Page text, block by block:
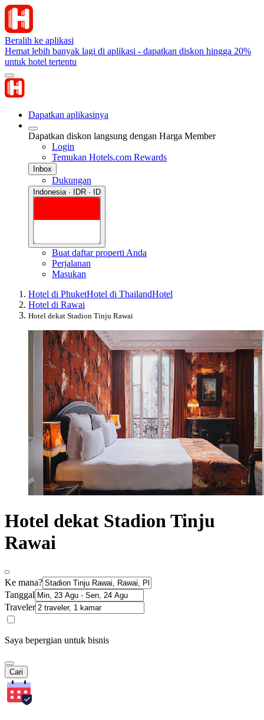
Beralih ke aplikasi
Hemat lebih banyak lagi di aplikasi - dapatkan diskon hingga 20%
untuk hotel tertentu
Dapatkan aplikasinya
Dapatkan diskon langsung dengan Harga Member
Login
Temukan Hotels.com Rewards
Inbox
Dukungan
Indonesia · IDR · ID
Buat daftar properti Anda
Perjalanan
Masukan
Hotel di PhuketHotel di ThailandHotel
Hotel di Rawai
Hotel dekat Stadion Tinju Rawai
Hotel dekat Stadion Tinju
Rawai
Ke mana?
Tanggal
Traveler
Saya bepergian untuk bisnis
Cari